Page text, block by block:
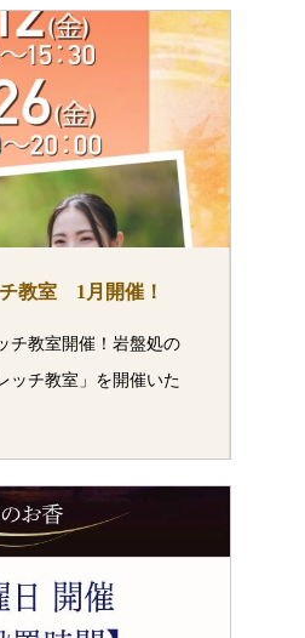
教室 1月開催！
チ教室開催！岩盤処の
ッチ教室」を開催いた